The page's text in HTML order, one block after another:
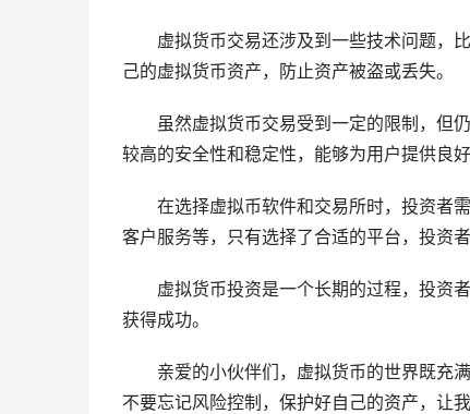
虚拟货币交易还涉及到一些技术问题，
己的虚拟货币资产，防止资产被盗或丢失。
虽然虚拟货币交易受到一定的限制，但
较高的安全性和稳定性，能够为用户提供良好
在选择虚拟币软件和交易所时，投资者
客户服务等，只有选择了合适的平台，投资
虚拟货币投资是一个长期的过程，投资
获得成功。
亲爱的小伙伴们，虚拟货币的世界既充
不要忘记风险控制，保护好自己的资产，让